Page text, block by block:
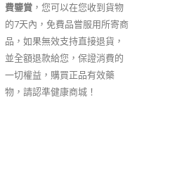
費鑒賞 ，您可以在您收到貨物
的7天內，免費品嘗服用所寄商
品，如果無效支持直接退貨，
並全額退款給您，保證消費的
一切權益，購買正品有效藥
物，請認準健康商城！